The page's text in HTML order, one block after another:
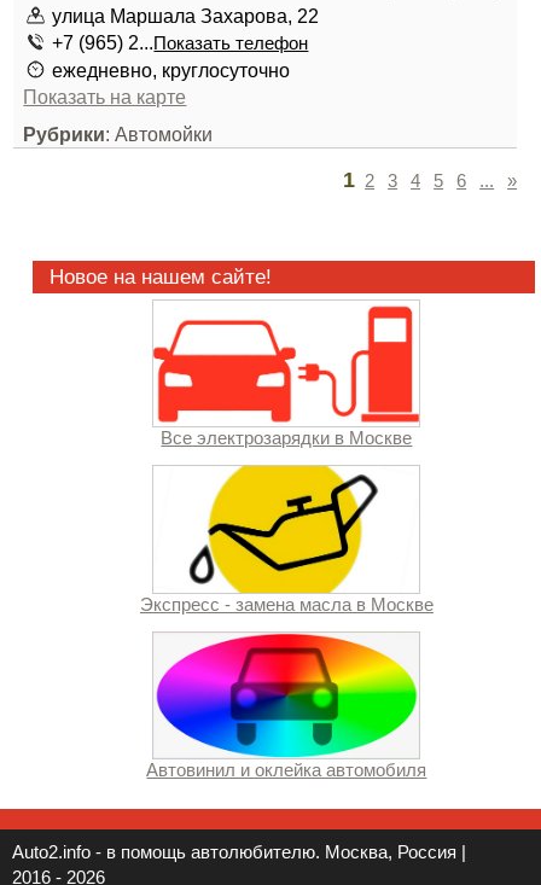
улица Маршала Захарова, 22
+7 (965) 2...Показать телефон
ежедневно, круглосуточно
Показать на карте
Рубрики: Автомойки
1 2 3 4 5 6 ... »
Новое на нашем сайте!
Все электрозарядки в Москве
Экспресс - замена масла в Москве
Автовинил и оклейка автомобиля
Auto2.info - в помощь автолюбителю. Москва, Россия |
2016 - 2026